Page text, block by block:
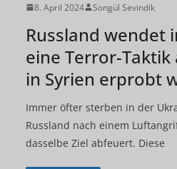
8. April 2024 Songül Sevindik
Russland wendet
eine Terror-
in Syrien erprobt
Immer öfter sterben in der
Russland nach einem
dasselbe Ziel abfeuert. Diese